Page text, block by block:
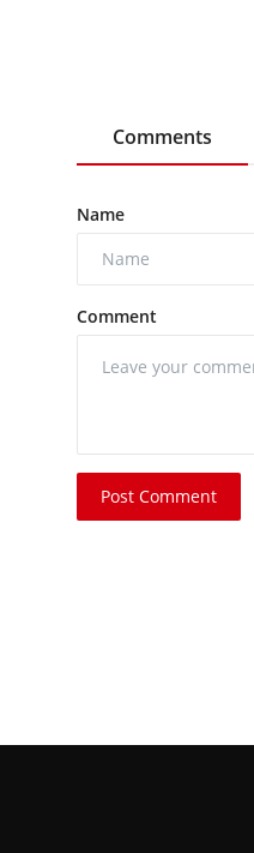
Comments
Name
Comment
Post Comment